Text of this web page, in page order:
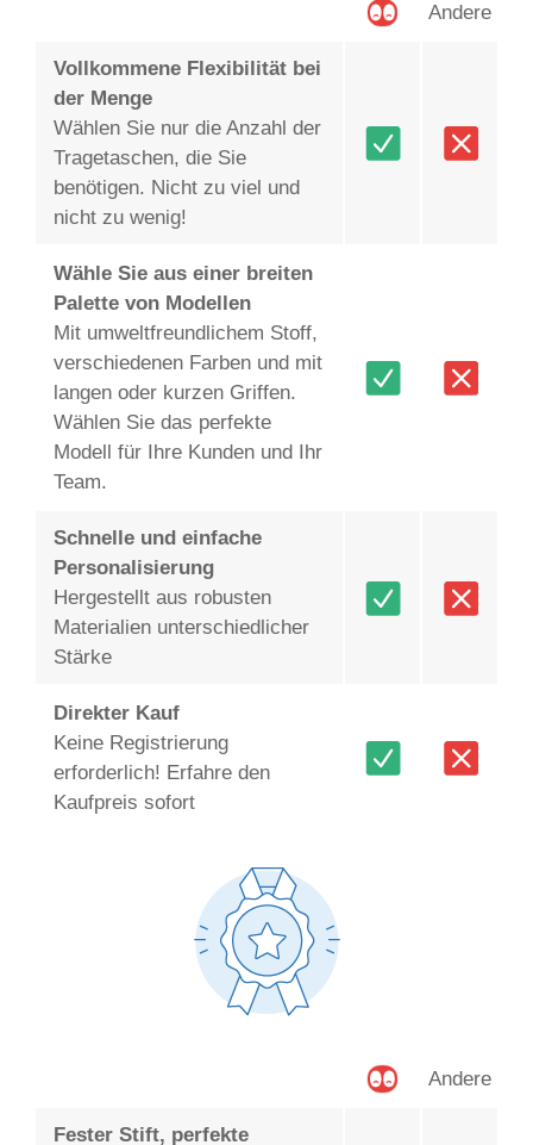
Andere
Vollkommene Flexibilität bei
der Menge
Wählen Sie nur die Anzahl der
Tragetaschen, die Sie
benötigen. Nicht zu viel und
nicht zu wenig!
Wähle Sie aus einer breiten
Palette von Modellen
Mit umweltfreundlichem Stoff,
verschiedenen Farben und mit
langen oder kurzen Griffen.
Wählen Sie das perfekte
Modell für Ihre Kunden und Ihr
Team.
Schnelle und einfache
Personalisierung
Hergestellt aus robusten
Materialien unterschiedlicher
Stärke
Direkter Kauf
Keine Registrierung
erforderlich! Erfahre den
Kaufpreis sofort
Andere
Fester Stift, perfekte